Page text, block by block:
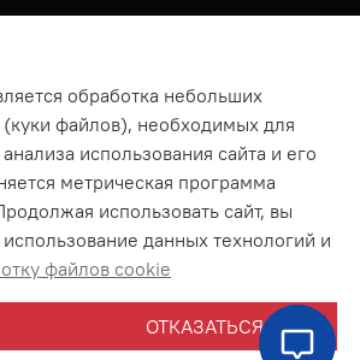
сайта на обработку
метрическая система ЯНДЕКС
рекомендательные технологии
рассылки рекламно-
обработка небольших
файлов), необходимых для
использования сайта и его
метрическая программа
использовать сайт, вы
данных технологий и
файлов cookie
ОТКАЗАТЬСЯ